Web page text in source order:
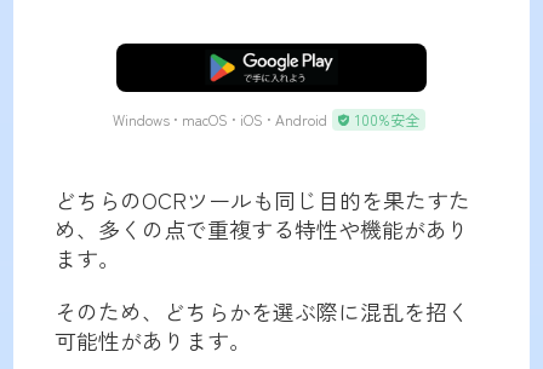
無料ダウンロード
Windows • macOS • iOS • Android 100%安全
どちらのOCRツールも同じ目的を果たすた
め、多くの点で重複する特性や機能があり
ます。
そのため、どちらかを選ぶ際に混乱を招く
可能性があります。